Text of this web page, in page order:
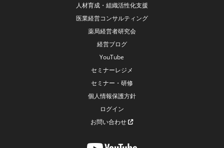
人材育成・組織活性化支援
医業経営コンサルティング
薬局経営者研究会
経営ブログ
YouTube
セミナーレジメ
セミナー・研修
個人情報保護方針
ログイン
お問い合わせ